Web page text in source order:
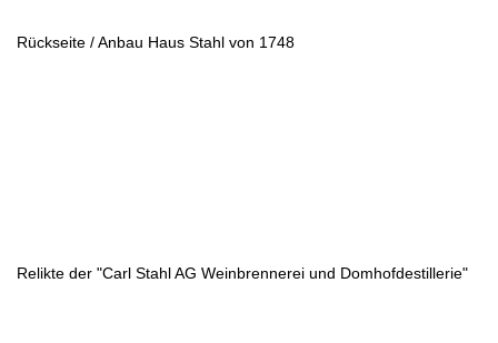
Rückseite / Anbau Haus Stahl von 1748
Relikte der "Carl Stahl AG Weinbrennerei und Domhofdestillerie"